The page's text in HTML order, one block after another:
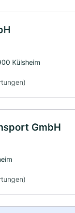
Külsheim
GmbH